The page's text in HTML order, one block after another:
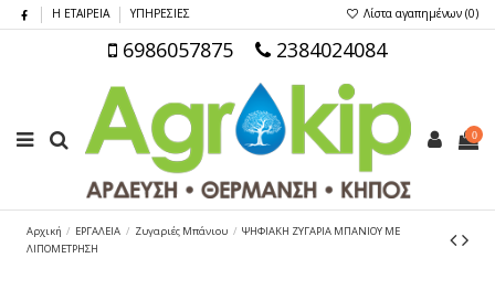
Η ΕΤΑΙΡΕΙΑ ΥΠΗΡΕΣΙΕΣ Λίστα αγαπημένων (0)
6986057875 2384024084
0
Αρχική ΕΡΓΑΛΕΙΑ Ζυγαριές Μπάνιου
ΨΗΦΙΑΚΗ ΖΥΓΑΡΙΑ ΜΠΑΝΙΟΥ ΜΕ
ΛΙΠΟΜΕΤΡΗΣΗ